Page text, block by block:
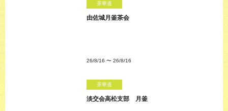
茶華道
由佐城月釜茶会
26/8/16 〜 26/8/16
茶華道
淡交会高松支部 月釜